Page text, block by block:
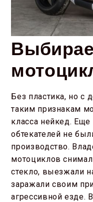
Без пластика, но с
таким признакам
класса нейкед. Еще
обтекателей не
производство.
мотоциклов
стекло, выезжали
заражали своим
агрессивной езде.